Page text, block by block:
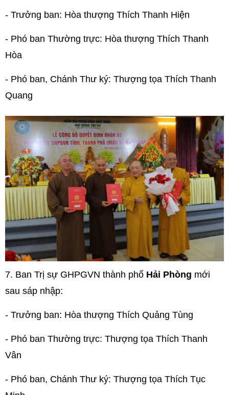
- Trưởng ban: Hòa thượng Thích Thanh Hiện
- Phó ban Thường trực: Hòa thượng Thích Thanh
Hòa
- Phó ban, Chánh Thư ký: Thượng tọa Thích Thanh
Quang
7. Ban Trị sự GHPGVN thành phố Hải Phòng mới
sau sáp nhập:
- Trưởng ban: Hòa thượng Thích Quảng Tùng
- Phó ban Thường trực: Thượng tọa Thích Thanh
Vân
- Phó ban, Chánh Thư ký: Thượng tọa Thích Tục